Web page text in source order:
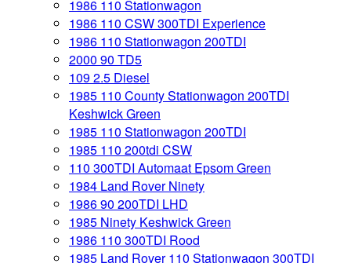
1986 110 Stationwagon
1986 110 CSW 300TDI Experience
1986 110 Stationwagon 200TDI
2000 90 TD5
109 2.5 Diesel
1985 110 County Stationwagon 200TDI
Keshwick Green
1985 110 Stationwagon 200TDI
1985 110 200tdi CSW
110 300TDI Automaat Epsom Green
1984 Land Rover Ninety
1986 90 200TDI LHD
1985 Ninety Keshwick Green
1986 110 300TDI Rood
1985 Land Rover 110 Stationwagon 300TDI